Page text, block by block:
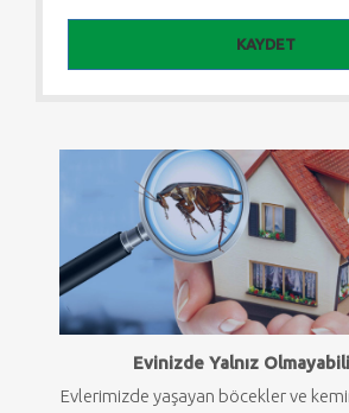
KAYDET
Evinizde Yalnız
Evlerimizde yaşayan böcekler ve